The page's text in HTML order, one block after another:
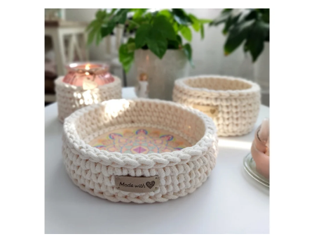
hvězdiček.